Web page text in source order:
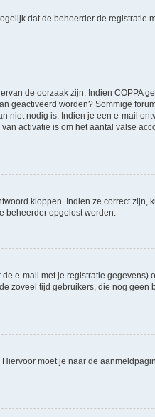
dat de beheerder de registratie
de oorzaak zijn. Indien COPPA
geactiveerd worden? Sommige
niet nodig is. Indien je een e-mail
activatie is om het aantal valse
kloppen. Indien ze correct zijn,
beheerder opgelost worden.
e-mail met je registratie gegevens)
zoveel tijd gebruikers, die nog
moet je naar de